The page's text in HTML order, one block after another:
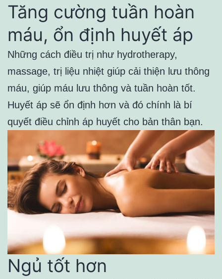
Tăng cường tuần hoàn
máu, ổn định huyết áp
Những cách điều trị như hydrotherapy,
massage, trị liệu nhiệt giúp cải thiện lưu thông
máu, giúp máu lưu thông và tuần hoàn tốt.
Huyết áp sẽ ổn định hơn và đó chính là bí
quyết điều chỉnh áp huyết cho bản thân bạn.
Ngủ tốt hơn